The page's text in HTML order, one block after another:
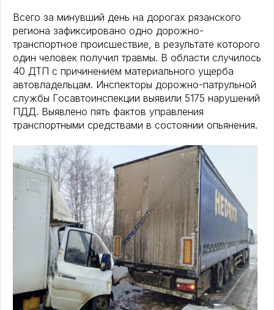
Всего за минувший день на дорогах рязанского
региона зафиксировано одно дорожно-
транспортное происшествие, в результате которого
один человек получил травмы. В области случилось
40 ДТП с причинением материального ущерба
автовладельцам. Инспекторы дорожно-патрульной
службы Госавтоинспекции выявили 5175 нарушений
ПДД. Выявлено пять фактов управления
транспортными средствами в состоянии опьянения.